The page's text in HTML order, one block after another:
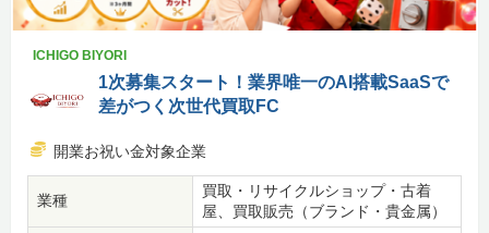
ICHIGO BIYORI
1次募集スタート！業界唯一のAI搭載SaaSで
差がつく次世代買取FC
開業お祝い金対象企業
業種
買取・リサイクルショップ・古着
屋、買取販売（ブランド・貴金属）